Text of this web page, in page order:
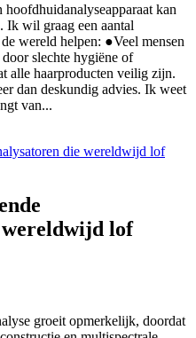
kan
Ik wil graag een aantal
wereld helpen: ●Veel mensen
slechte hygiëne of
alle haarproducten veilig zijn.
dan deskundig advies. Ik weet
van...
lof
groeit opmerkelijk, doordat